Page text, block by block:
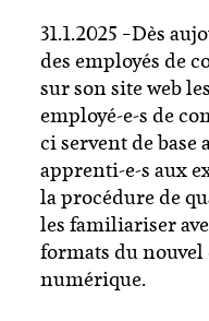
​​31.1.2025​ –Dès
des employés de
sur son site web
employé-e-s de
ci servent de base
apprenti-e-s aux
la procédure de
les familiariser
formats du
numérique.